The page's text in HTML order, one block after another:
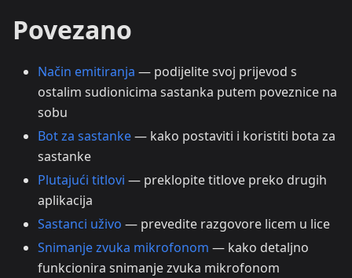
Povezano
Način emitiranja — podijelite svoj prijevod s
ostalim sudionicima sastanka putem poveznice na
sobu
Bot za sastanke— kako postaviti i koristiti bota za
sastanke
Plutajući titlovi — preklopite titlove preko drugih
aplikacija
Sastanci uživo — prevedite razgovore licem u lice
Snimanje zvuka mikrofonom — kako detaljno
funkcionira snimanje zvuka mikrofonom